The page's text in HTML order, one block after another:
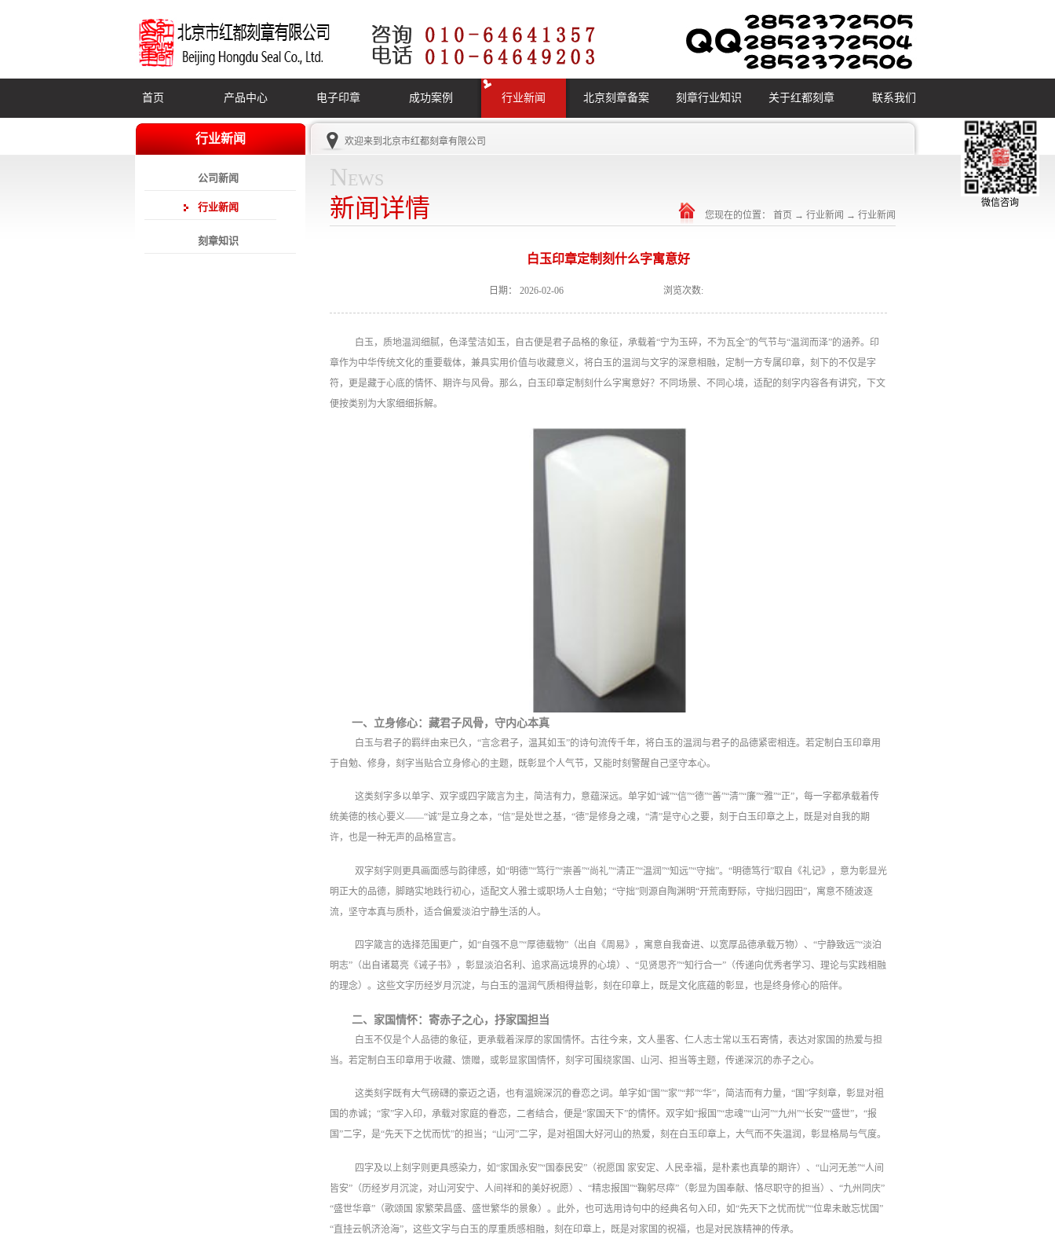
首页 产品中心 电子印章 成功案例 行业新闻 北京刻章备案 刻章行业知识 关于红都刻章 联系我们
行业新闻
公司新闻
行业新闻
刻章知识
欢迎来到 北京市红都刻章有限公司
News
新闻详情
您现在的位置： 首页 → 行业新闻 → 行业新闻
白玉印章定制刻什么字寓意好
日期： 2026-02-06 浏览次数:
白玉，质地温润细腻，色泽莹洁如玉，自古便是君子品格的象征，承载着“宁为玉碎，不为瓦全”的气节与“温润而泽”的涵养。印
章作为中华传统文化的重要载体，兼具实用价值与收藏意义，将白玉的温润与文字的深意相融，定制一方专属印章，刻下的不仅是字
符，更是藏于心底的情怀、期许与风骨。那么，白玉印章定制刻什么字寓意好？不同场景、不同心境，适配的刻字内容各有讲究，下文
便按类别为大家细细拆解。
一、立身修心：藏君子风骨，守内心本真
白玉与君子的羁绊由来已久，“言念君子，温其如玉”的诗句流传千年，将白玉的温润与君子的品德紧密相连。若定制白玉印章用
于自勉、修身，刻字当贴合立身修心的主题，既彰显个人气节，又能时刻警醒自己坚守本心。
这类刻字多以单字、双字或四字箴言为主，简洁有力，意蕴深远。单字如“诚”“信”“德”“善”“清”“廉”“雅”“正”，每一字都承载着传
统美德的核心要义——“诚”是立身之本，“信”是处世之基，“德”是修身之魂，“清”是守心之要，刻于白玉印章之上，既是对自我的期
许，也是一种无声的品格宣言。
双字刻字则更具画面感与韵律感，如“明德”“笃行”“崇善”“尚礼”“清正”“温润”“知远”“守拙”。“明德笃行”取自《礼记》，意为彰显光
明正大的品德，脚踏实地践行初心，适配文人雅士或职场人士自勉；“守拙”则源自陶渊明“开荒南野际，守拙归园田”，寓意不随波逐
流，坚守本真与质朴，适合偏爱淡泊宁静生活的人。
四字箴言的选择范围更广，如“自强不息”“厚德载物”（出自《周易》，寓意自我奋进、以宽厚品德承载万物）、“宁静致远”“淡泊
明志”（出自诸葛亮《诫子书》，彰显淡泊名利、追求高远境界的心境）、“见贤思齐”“知行合一”（传递向优秀者学习、理论与实践相融
的理念）。这些文字历经岁月沉淀，与白玉的温润气质相得益彰，刻在印章上，既是文化底蕴的彰显，也是终身修心的陪伴。
二、家国情怀：寄赤子之心，抒家国担当
白玉不仅是个人品德的象征，更承载着深厚的家国情怀。古往今来，文人墨客、仁人志士常以玉石寄情，表达对家国的热爱与担
当。若定制白玉印章用于收藏、馈赠，或彰显家国情怀，刻字可围绕家国、山河、担当等主题，传递深沉的赤子之心。
这类刻字既有大气磅礴的豪迈之语，也有温婉深沉的眷恋之词。单字如“国”“家”“邦”“华”，简洁而有力量，“国”字刻章，彰显对祖
国的赤诚；“家”字入印，承载对家庭的眷恋，二者结合，便是“家国天下”的情怀。双字如“报国”“忠魂”“山河”“九州”“长安”“盛世”，“报
国”二字，是“先天下之忧而忧”的担当；“山河”二字，是对祖国大好河山的热爱，刻在白玉印章上，大气而不失温润，彰显格局与气度。
四字及以上刻字则更具感染力，如“家国永安”“国泰民安”（祝愿国 家安定、人民幸福，是朴素也真挚的期许）、“山河无恙”“人间
皆安”（历经岁月沉淀，对山河安宁、人间祥和的美好祝愿）、“精忠报国”“鞠躬尽瘁”（彰显为国奉献、恪尽职守的担当）、“九州同庆”
“盛世华章”（歌颂国 家繁荣昌盛、盛世繁华的景象）。此外，也可选用诗句中的经典名句入印，如“先天下之忧而忧”“位卑未敢忘忧国”
“直挂云帆济沧海”，这些文字与白玉的厚重质感相融，刻在印章上，既是对家国的祝福，也是对民族精神的传承。
微信咨询